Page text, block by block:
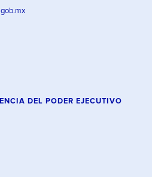
DEL PODER EJECUTIVO